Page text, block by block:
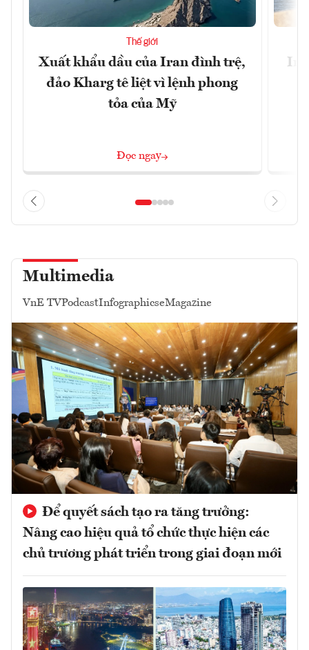
Thế giới
Xuất khẩu dầu của Iran đình trệ,
đảo Kharg tê liệt vì lệnh phong
tỏa của Mỹ
Đọc ngay
Multimedia
VnE TVPodcastInfographicseMagazine
Để quyết sách tạo ra tăng trưởng:
Nâng cao hiệu quả tổ chức thực hiện các
chủ trương phát triển trong giai đoạn mới